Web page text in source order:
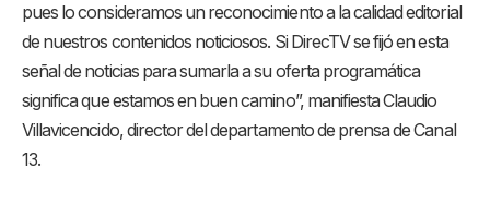
pues lo consideramos un reconocimiento a la calidad editorial
de nuestros contenidos noticiosos. Si DirecTV se fijó en esta
señal de noticias para sumarla a su oferta programática
significa que estamos en buen camino”, manifiesta Claudio
Villavicencido, director del departamento de prensa de Canal
13.